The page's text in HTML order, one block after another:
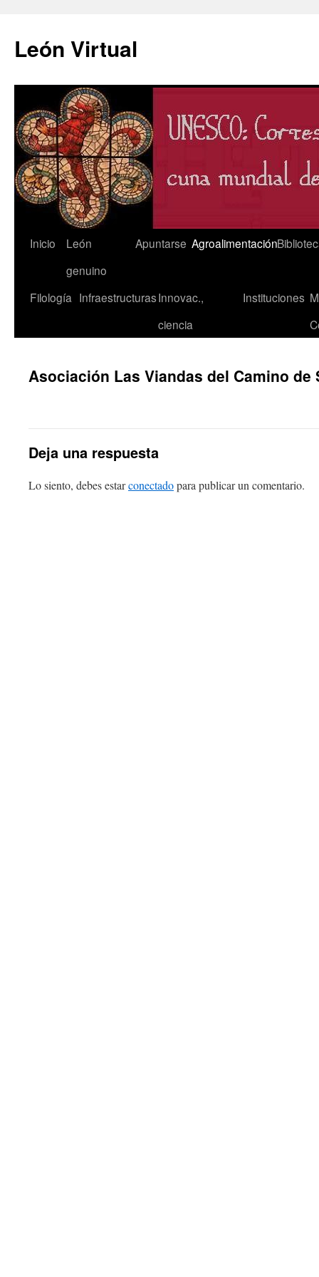
León Virtual
Saltar
contenido
Inicio
León
genuino
Apuntarse Agroalimentación
Filología InfraestructurasInnovac.,
ciencia
Instituciones
Asociación Las Viandas del Camino de
Deja una respuesta
Lo siento, debes estarconectadopara publicar un comentario.